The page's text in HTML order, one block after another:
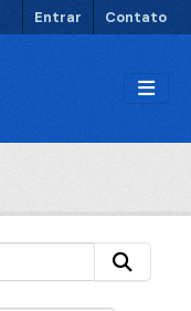
Entrar Contato